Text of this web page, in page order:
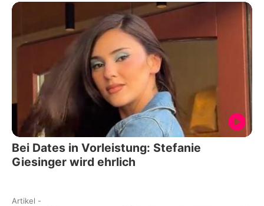
Bei Dates in Vorleistung: Stefanie
Giesinger wird ehrlich
Artikel -